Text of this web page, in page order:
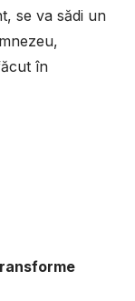
se va sădi un
în